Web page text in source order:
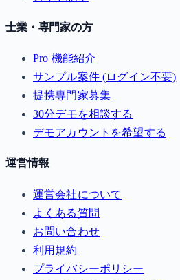
士業・専門家の方
Pro 機能紹介
サンプル案件 (ログイン不要)
提携専門家募集
30分デモを相談する
デモアカウントを希望する
運営情報
運営会社について
よくある質問
お問い合わせ
利用規約
プライバシーポリシー